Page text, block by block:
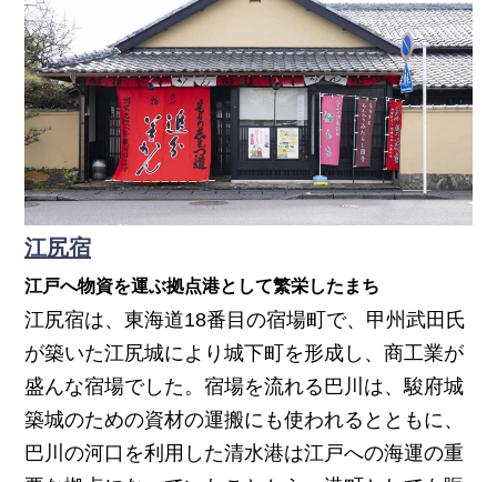
江尻宿
江戸へ物資を運ぶ拠点港として繁栄したまち
江尻宿は、東海道18番目の宿場町で、甲州武田氏
が築いた江尻城により城下町を形成し、商工業が
盛んな宿場でした。宿場を流れる巴川は、駿府城
築城のための資材の運搬にも使われるとともに、
巴川の河口を利用した清水港は江戸への海運の重